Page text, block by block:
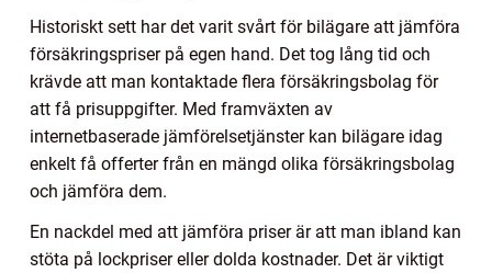
Historiskt sett har det varit svårt för bilägare att jämföra
försäkringspriser på egen hand. Det tog lång tid och
krävde att man kontaktade flera försäkringsbolag för
att få prisuppgifter. Med framväxten av
internetbaserade jämförelsetjänster kan bilägare idag
enkelt få offerter från en mängd olika försäkringsbolag
och jämföra dem.
En nackdel med att jämföra priser är att man ibland kan
stöta på lockpriser eller dolda kostnader. Det är viktigt